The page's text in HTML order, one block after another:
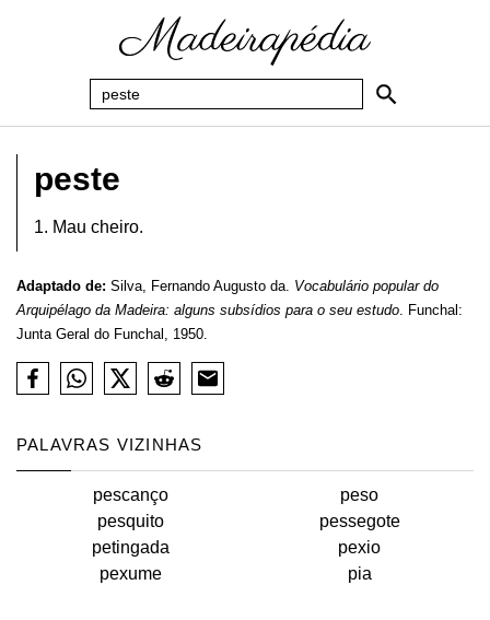
peste
1. Mau cheiro.
Adaptado de: Silva, Fernando Augusto da. Vocabulário popular do
Arquipélago da Madeira: alguns subsídios para o seu estudo. Funchal:
Junta Geral do Funchal, 1950.
PALAVRAS VIZINHAS
pescanço
peso
pesquito
pessegote
petingada
pexio
pexume
pia